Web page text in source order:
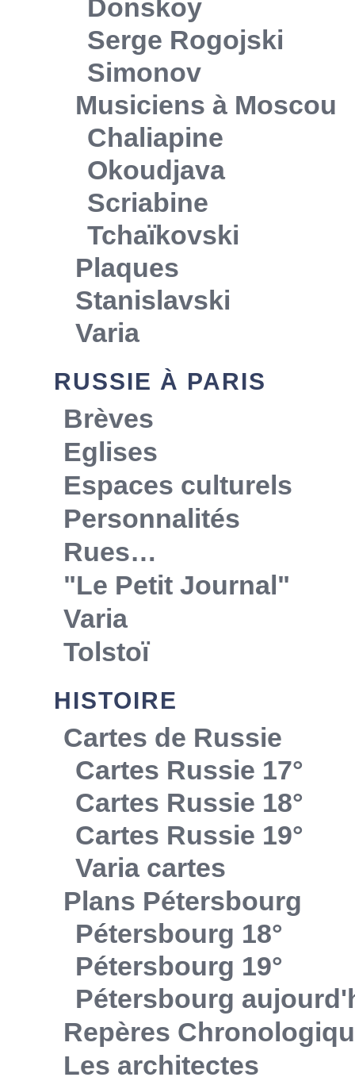
Donskoy
Serge Rogojski
Simonov
Musiciens à Moscou
Chaliapine
Okoudjava
Scriabine
Tchaïkovski
Plaques
Stanislavski
Varia
RUSSIE À PARIS
Brèves
Eglises
Espaces culturels
Personnalités
Rues…
"Le Petit Journal"
Varia
Tolstoï
HISTOIRE
Cartes de Russie
Cartes Russie 17°
Cartes Russie 18°
Cartes Russie 19°
Varia cartes
Plans Pétersbourg
Pétersbourg 18°
Pétersbourg 19°
Pétersbourg
Repères
Les architectes